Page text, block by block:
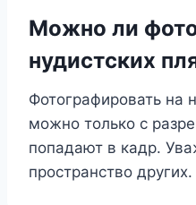
Можно ли
нудистских
Фотографировать на
можно только с
попадают в кадр.
пространство других.